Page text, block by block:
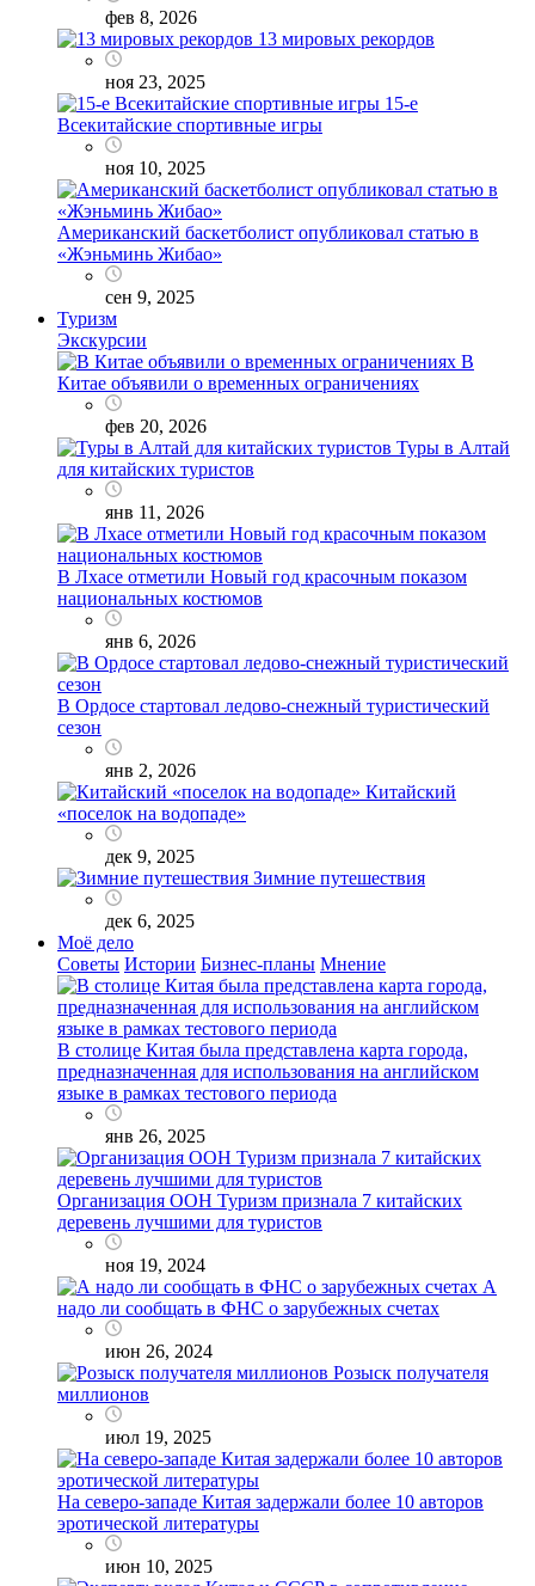
фев 8, 2026
13 мировых рекордов
ноя 23, 2025
15-е
Всекитайские спортивные игры
ноя 10, 2025
Американский баскетболист опубликовал статью в
«Жэньминь Жибао»
сен 9, 2025
Туризм
Экскурсии
В
Китае объявили о временных ограничениях
фев 20, 2026
Туры в Алтай
для китайских туристов
янв 11, 2026
В Лхасе отметили Новый год красочным показом
национальных костюмов
янв 6, 2026
В Ордосе стартовал ледово-снежный туристический
сезон
янв 2, 2026
Китайский
«поселок на водопаде»
дек 9, 2025
Зимние путешествия
дек 6, 2025
Моё дело
Советы Истории Бизнес-планы Мнение
В столице Китая была представлена карта города,
предназначенная для использования на английском
языке в рамках тестового периода
янв 26, 2025
Организация ООН Туризм признала 7 китайских
деревень лучшими для туристов
ноя 19, 2024
А
надо ли сообщать в ФНС о зарубежных счетах
июн 26, 2024
Розыск получателя
миллионов
июл 19, 2025
На северо-западе Китая задержали более 10 авторов
эротической литературы
июн 10, 2025